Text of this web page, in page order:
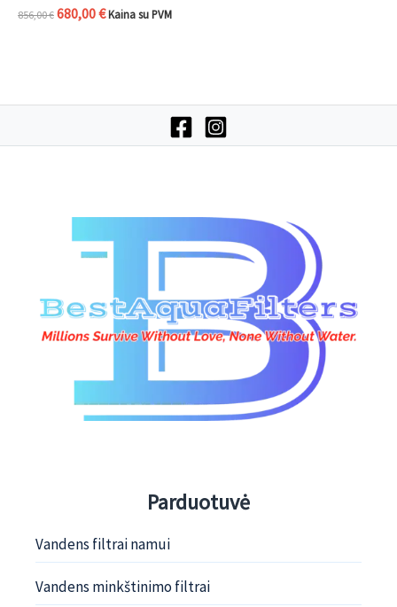
856,00€ 680,00€Kaina su PVM
Parduotuvė
Vandens filtrai namui
Vandens minkštinimo filtrai